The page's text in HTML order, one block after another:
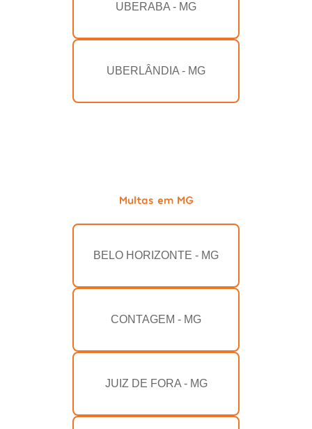
UBERABA - MG
UBERLÂNDIA - MG
Multas em MG
BELO HORIZONTE - MG
CONTAGEM - MG
JUIZ DE FORA - MG